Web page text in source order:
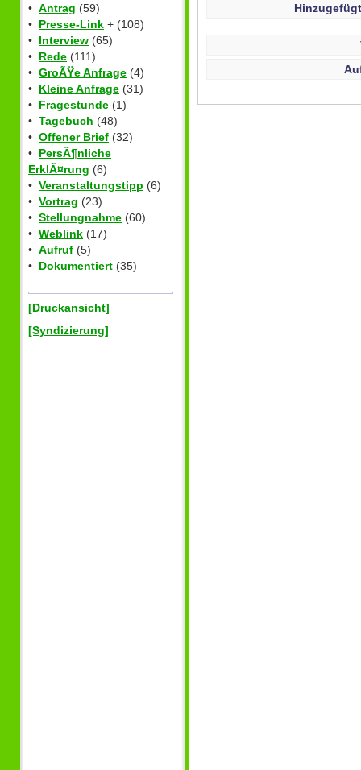
• Antrag (59)
• Presse-Link + (108)
• Interview (65)
• Rede (111)
• GroÃŸe Anfrage (4)
• Kleine Anfrage (31)
• Fragestunde (1)
• Tagebuch (48)
• Offener Brief (32)
• PersÃ¶nliche
ErklÃ¤rung (6)
• Veranstaltungstipp (6)
• Vortrag (23)
• Stellungnahme (60)
• Weblink (17)
• Aufruf (5)
• Dokumentiert (35)
[Druckansicht]
[Syndizierung]